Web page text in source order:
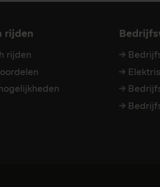
rijden
rijden